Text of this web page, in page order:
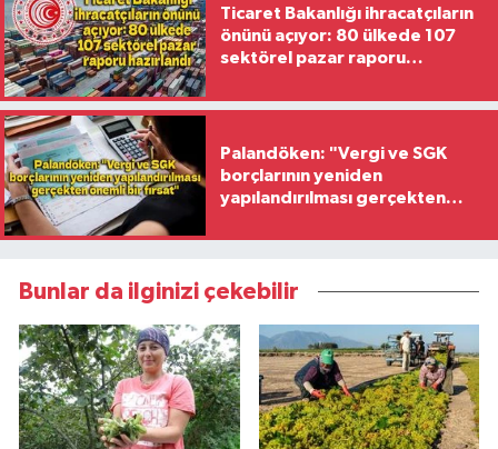
Ticaret Bakanlığı ihracatçıların
önünü açıyor: 80 ülkede 107
sektörel pazar raporu
Palandöken: "Vergi ve SGK
borçlarının yeniden
yapılandırılması gerçekten
Bunlar da ilginizi çekebilir